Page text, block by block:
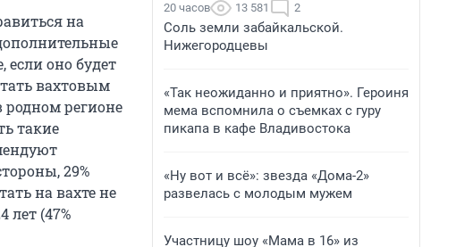
на
если оно будет
вахтовым
родном регионе
такие
29%
на вахте не
лет (47%
20 часов 13 581 2
Соль земли забайкальской.
Нижегородцевы
«Так неожиданно и приятно». Героиня
мема вспомнила о съемках с гуру
пикапа в кафе Владивостока
«Ну вот и всё»: звезда «Дома-2»
развелась с молодым мужем
Участницу шоу «Мама в 16» из